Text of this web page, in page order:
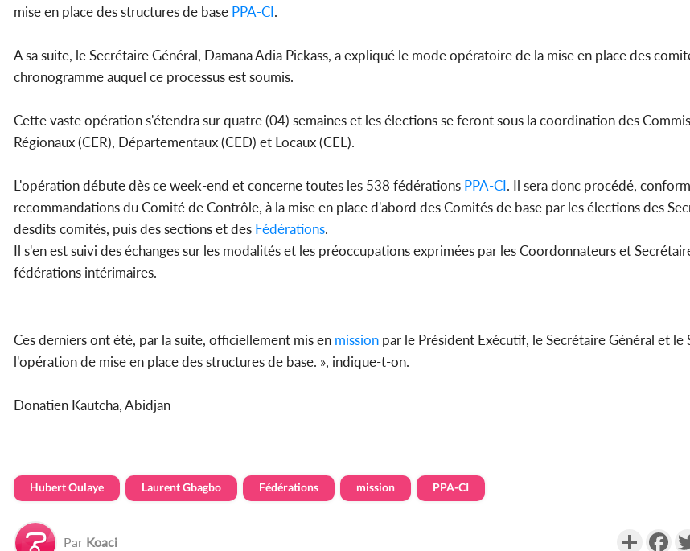
mise en place des structures de base PPA-CI.
A sa suite, le Secrétaire Général, Damana Adia Pickass, a expliqué le mode opératoire de la mise en place des
chronogramme auquel ce processus est soumis.
Cette vaste opération s'étendra sur quatre (04) semaines et les élections se feront sous la coordination des
Régionaux (CER), Départementaux (CED) et Locaux (CEL).
L'opération débute dès ce week-end et concerne toutes les 538 fédérations PPA-CI. Il sera donc procédé,
recommandations du Comité de Contrôle, à la mise en place d'abord des Comités de base par les élections des
desdits comités, puis des sections et des Fédérations.
Il s'en est suivi des échanges sur les modalités et les préoccupations exprimées par les Coordonnateurs et
fédérations intérimaires.
Ces derniers ont été, par la suite, officiellement mis en mission par le Président Exécutif, le Secrétaire Général et le
l'opération de mise en place des structures de base. », indique-t-on.
Donatien Kautcha, Abidjan
Hubert Oulaye Laurent Gbagbo Fédérations mission PPA-CI
Par Koaci Partager